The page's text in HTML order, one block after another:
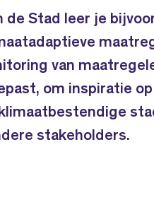
de Stad leer je
van
om inspiratie
stakeholders.